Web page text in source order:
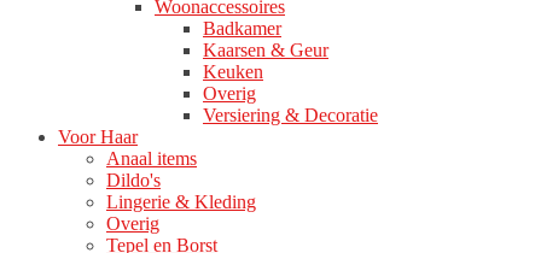
Woonaccessoires
Badkamer
Kaarsen & Geur
Keuken
Overig
Versiering & Decoratie
Voor Haar
Anaal items
Dildo's
Lingerie & Kleding
Overig
Tepel en Borst